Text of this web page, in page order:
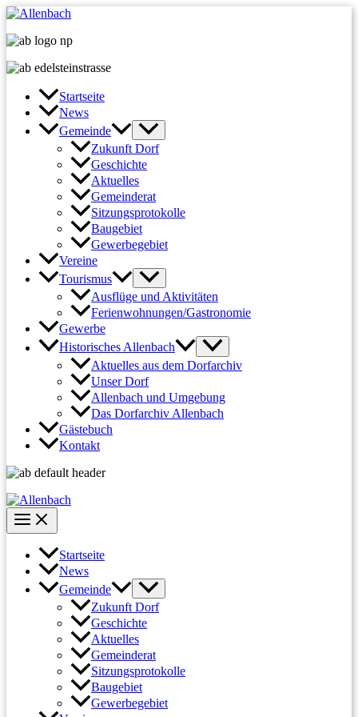
Zum
springen
Startseite
News
Gemeinde
Zukunft Dorf
Geschichte
Aktuelles
Gemeinderat
Sitzungsprotokolle
Baugebiet
Gewerbegebiet
Vereine
Tourismus
Ausflüge und Aktivitäten
Ferienwohnungen/Gastronomie
Gewerbe
Historisches Allenbach
Aktuelles aus dem Dorfarchiv
Unser Dorf
Allenbach und Umgebung
Das Dorfarchiv Allenbach
Gästebuch
Kontakt
Startseite
News
Gemeinde
Zukunft Dorf
Geschichte
Aktuelles
Gemeinderat
Sitzungsprotokolle
Baugebiet
Gewerbegebiet